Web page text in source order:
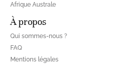
Afrique Australe
À propos
Qui sommes-nous ?
FAQ
Mentions légales